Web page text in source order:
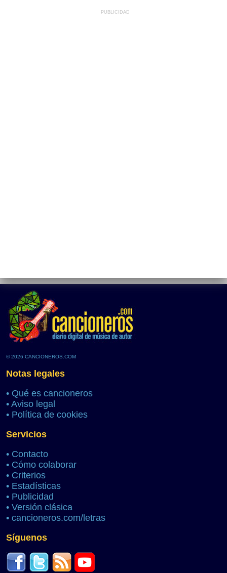
PUBLICIDAD
© 2026 CANCIONEROS.COM
Notas legales
• Qué es cancioneros
• Aviso legal
• Política de cookies
Servicios
• Contacto
• Cómo colaborar
• Criterios
• Estadísticas
• Publicidad
• Versión clásica
• cancioneros.com/letras
Síguenos